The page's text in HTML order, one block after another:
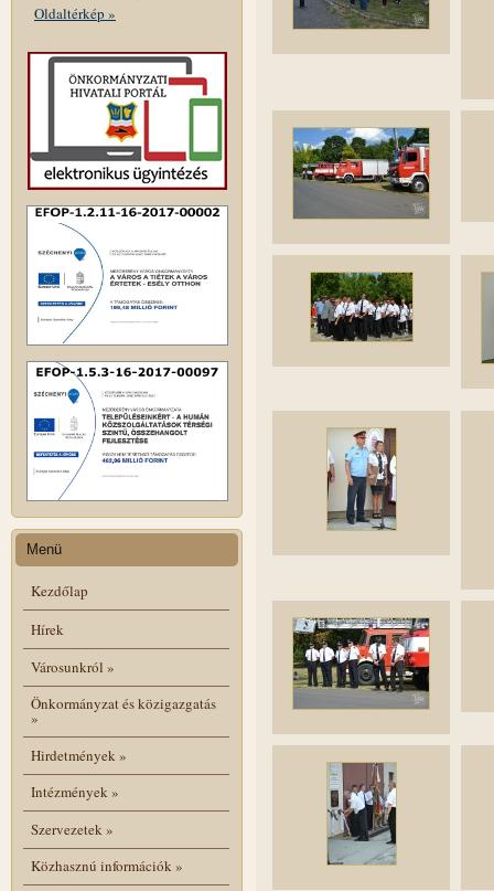
Oldaltérkép »
Menü
Kezdőlap
Hírek
Városunkról »
Önkormányzat és közigazgatás
»
Hirdetmények»
Intézmények»
Szervezetek»
Közhasznú információk»